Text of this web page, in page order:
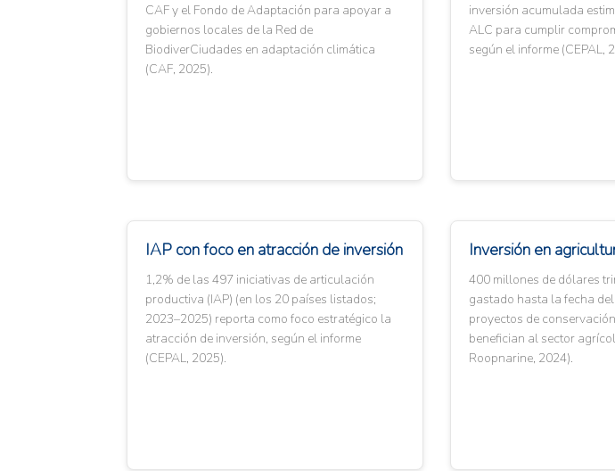
CAF y el Fondo de Adaptación para apoyar a
gobiernos locales de la Red de
BiodiverCiudades en adaptación climática
(CAF, 2025).
inversión acumulada
ALC para cumplir
según el informe (CEPAL,
IAP con foco en atracción de inversión
1,2% de las 497 iniciativas de articulación
productiva (IAP) (en los 20 países listados;
2023–2025) reporta como foco estratégico la
atracción de inversión, según el informe
(CEPAL, 2025).
Inversión en
400 millones de dólares
gastado hasta la fecha
proyectos de
benefician al sector
Roopnarine, 2024).